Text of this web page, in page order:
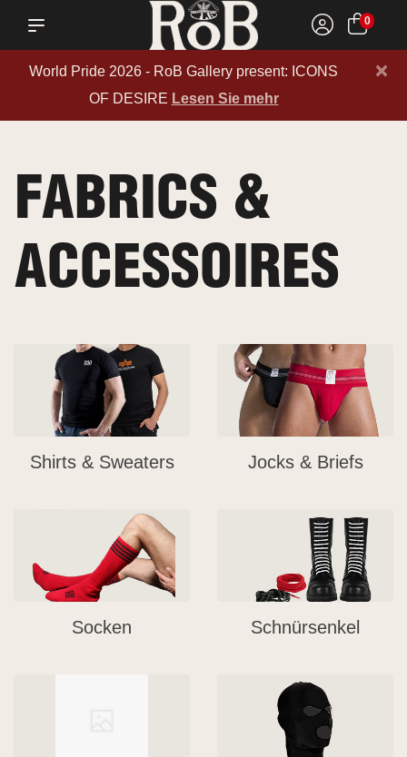
0
World Pride 2026 - RoB Gallery present: ICONS
OF DESIRE Lesen Sie mehr
×
FABRICS &
ACCESSOIRES
Shirts & Sweaters Jocks & Briefs
Socken Schnürsenkel